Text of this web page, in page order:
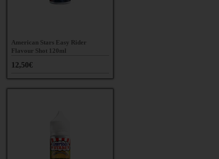
American Stars Easy Rider
Flavour Shot 120ml
12,50€